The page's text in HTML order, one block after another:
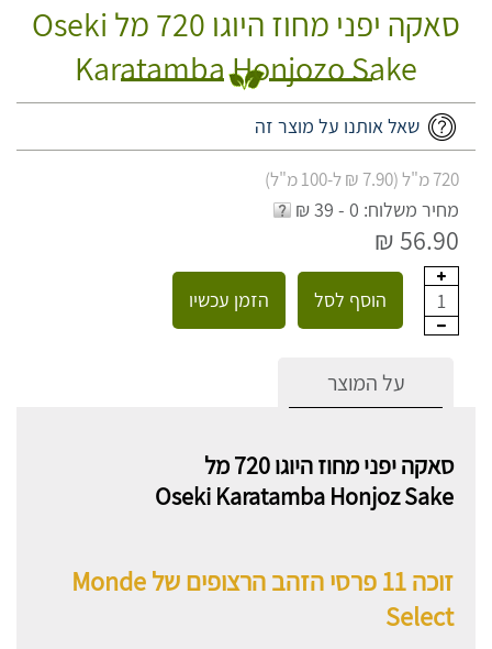
סאקה יפני מחוז היוגו 720 מל Oseki
Karatamba Honjozo Sake
שאל אותנו על מוצר זה
720 מ"ל (7.90 ₪ ל-100 מ"ל)
מחיר משלוח: 0 - 39 ₪
56.90 ₪
1 הוסף לסל הזמן עכשיו
על המוצר
סאקה יפני מחוז היוגו 720 מל
Oseki Karatamba Honjoz Sake
זוכה 11 פרסי הזהב הרצופים של Monde
Select